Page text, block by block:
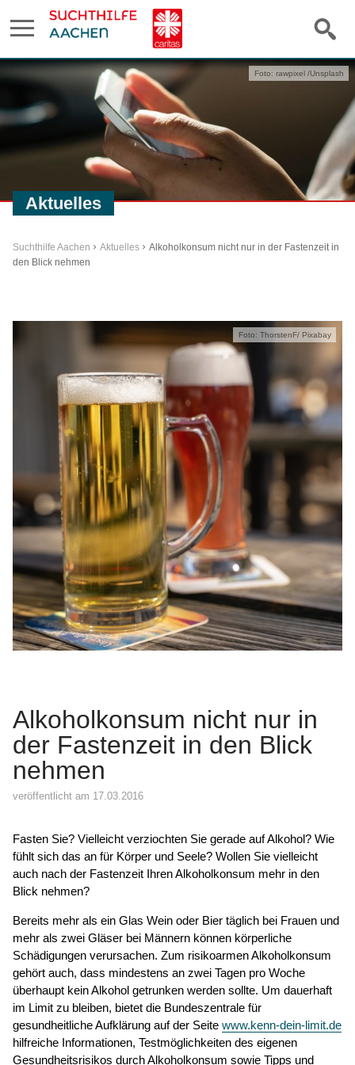
Aktuelles
Foto: rawpixel /Unsplash
Suchthilfe Aachen Aktuelles
Alkoholkonsum nicht nur in der Fastenzeit in
den Blick nehmen
Alkoholkonsum nicht nur in
der Fastenzeit in den Blick
nehmen
veröffentlicht am 17.03.2016
Fasten Sie? Vielleicht verziochten Sie gerade auf Alkohol? Wie
fühlt sich das an für Körper und Seele? Wollen Sie vielleicht
auch nach der Fastenzeit Ihren Alkoholkonsum mehr in den
Blick nehmen?
Bereits mehr als ein Glas Wein oder Bier täglich bei Frauen und
mehr als zwei Gläser bei Männern können körperliche
Schädigungen verursachen. Zum risikoarmen Alkoholkonsum
gehört auch, dass mindestens an zwei Tagen pro Woche
überhaupt kein Alkohol getrunken werden sollte. Um dauerhaft
im Limit zu bleiben, bietet die Bundeszentrale für
gesundheitliche Aufklärung auf der Seite www.kenn-dein-limit.de
hilfreiche Informationen, Testmöglichkeiten des eigenen
Gesundheitsrisikos durch Alkoholkonsum sowie Tipps und
Foto: ThorstenF/ Pixabay